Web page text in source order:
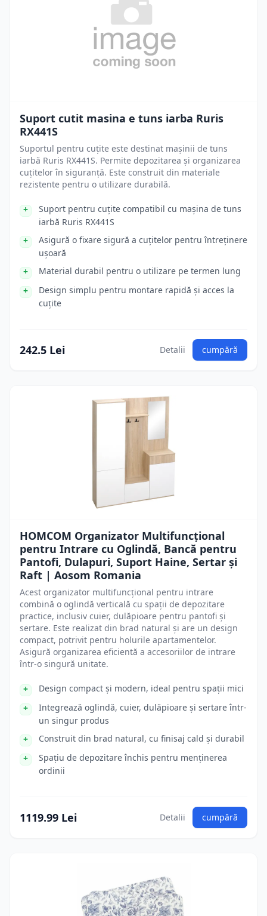
Suport cutit masina e tuns iarba Ruris
RX441S
Suportul pentru cuțite este destinat mașinii de tuns
iarbă Ruris RX441S. Permite depozitarea și organizarea
cuțitelor în siguranță. Este construit din materiale
rezistente pentru o utilizare durabilă.
Suport pentru cuțite compatibil cu mașina de tuns
iarbă Ruris RX441S
Asigură o fixare sigură a cuțitelor pentru întreținere
ușoară
Material durabil pentru o utilizare pe termen lung
Design simplu pentru montare rapidă și acces la
cuțite
242.5 Lei Detalii cumpără
HOMCOM Organizator Multifuncțional
pentru Intrare cu Oglindă, Bancă pentru
Pantofi, Dulapuri, Suport Haine, Sertar și
Raft | Aosom Romania
Acest organizator multifuncțional pentru intrare
combină o oglindă verticală cu spații de depozitare
practice, inclusiv cuier, dulăpioare pentru pantofi și
sertare. Este realizat din brad natural și are un design
compact, potrivit pentru holurile apartamentelor.
Asigură organizarea eficientă a accesoriilor de intrare
într-o singură unitate.
Design compact și modern, ideal pentru spații mici
Integrează oglindă, cuier, dulăpioare și sertare într-
un singur produs
Construit din brad natural, cu finisaj cald și durabil
Spațiu de depozitare închis pentru menținerea
ordinii
1119.99 Lei Detalii cumpără